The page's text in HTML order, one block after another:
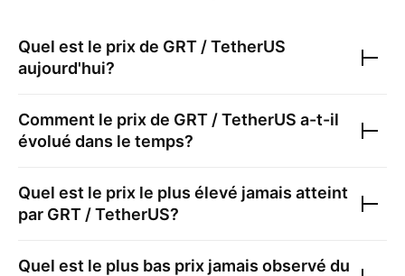
Quel est le prix de GRT / TetherUS
aujourd'hui?
Comment le prix de GRT / TetherUS a-t-il
évolué dans le temps?
Quel est le prix le plus élevé jamais atteint
par GRT / TetherUS?
Quel est le plus bas prix jamais observé du